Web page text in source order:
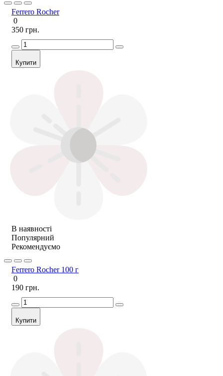
Ferrero Rocher
0
350 грн.
Купити
В наявності
Популярний
Рекомендуємо
Ferrero Rocher 100 г
0
190 грн.
Купити